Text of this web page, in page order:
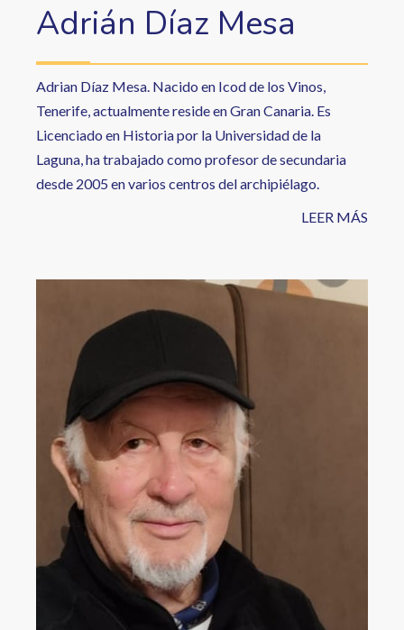
Adrián Díaz Mesa
Adrian Díaz Mesa. Nacido en Icod de los Vinos,
Tenerife, actualmente reside en Gran Canaria. Es
Licenciado en Historia por la Universidad de la
Laguna, ha trabajado como profesor de secundaria
desde 2005 en varios centros del archipiélago.
LEER MÁS